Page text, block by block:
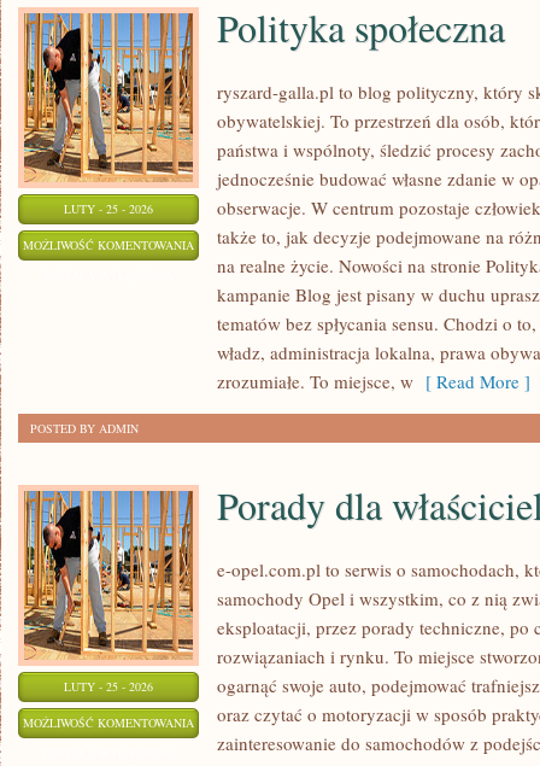
LUTY - 25 - 2026
MOŻLIWOŚĆ KOMENTOWANIA POLITYKA
SPOŁECZNA
Polityka społeczna
ryszard-galla.pl to blog polityczny, który
obywatelskiej. To przestrzeń dla osób,
państwa i wspólnoty, śledzić procesy
jednocześnie budować własne zdanie w
obserwacje. W centrum pozostaje
także to, jak decyzje podejmowane na
na realne życie. Nowości na stronie
kampanie Blog jest pisany w duchu
tematów bez spłycania sensu. Chodzi o
władz, administracja lokalna, prawa
zrozumiałe. To miejsce, w [ Read More ]
POSTED BY ADMIN
LUTY - 25 - 2026
MOŻLIWOŚĆ KOMENTOWANIA PORADY
Porady dla
e-opel.com.pl to serwis o samochodach,
samochody Opel i wszystkim, co z nią
eksploatacji, przez porady techniczne, po
rozwiązaniach i rynku. To miejsce
ogarnąć swoje auto, podejmować
oraz czytać o motoryzacji w sposób
zainteresowanie do samochodów z